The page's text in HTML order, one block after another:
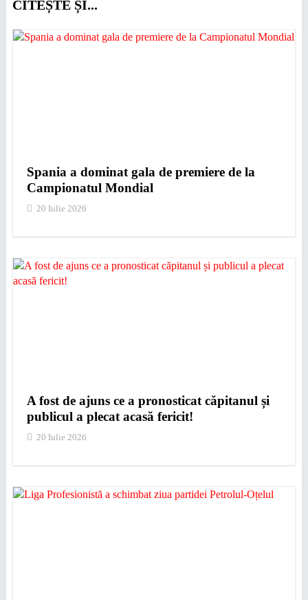
CITEȘTE ȘI...
Spania a dominat gala de premiere de la
Campionatul Mondial
20 Iulie 2026
A fost de ajuns ce a pronosticat căpitanul și
publicul a plecat acasă fericit!
20 Iulie 2026